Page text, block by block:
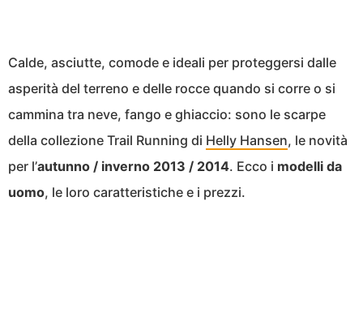
Calde, asciutte, comode e ideali per proteggersi dalle
asperità del terreno e delle rocce quando si corre o si
cammina tra neve, fango e ghiaccio: sono le scarpe
della collezione Trail Running di Helly Hansen, le novità
per l’autunno / inverno 2013 / 2014. Ecco i modelli da
uomo, le loro caratteristiche e i prezzi.